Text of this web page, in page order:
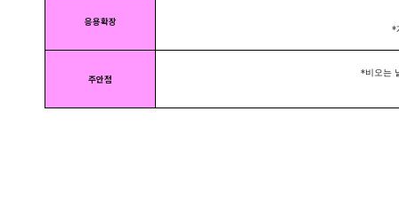
응용확장
*
주안점
*비오는